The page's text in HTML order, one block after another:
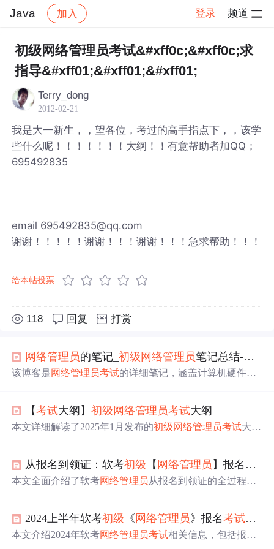
Java 加入 登录 频道
社区 Java 帖子详情
初级网络管理员考试&#xff0c;&#xff0c;求
指导&#xff01;&#xff01;&#xff01;
Terry_dong
2012-02-21
我是大一新生，，望各位，考过的高手指点下，，该学
些什么呢！！！！！！！大纲！！有意帮助者加QQ；
695492835
email 695492835@qq.com
谢谢！！！！！谢谢！！！谢谢！！！急求帮助！！！
给本帖投票
118 回复 打赏
网络管理员的笔记_初级 网络管理员笔记总结-软考笔记——（超级详细！！！超级认真）软考学习笔记（带资料！！）万字笔记！
该博客是网络管理员考试的详细笔记，涵盖计算机硬件基
网络协议等知识，还提及网络管理技术相关命令。
【考试大纲】初级 网络管理员考试大纲
本文详细解读了2025年1月发布的初级网络管理员考试大
络系统设计、构建、安装调试的能力，以及对中小型局域
网的运维管理、Web网站构建与维护、网络安全等方面的
从报名到领证：软考初级 【 网络管理员 】报名 考试
本文全面介绍了软考网络管理员从报名到领证的全过程，
2024上半年软考初级 《 网络管理员 》报名考试全流
本文介绍2024年软考网络管理员考试相关信息，包括报名